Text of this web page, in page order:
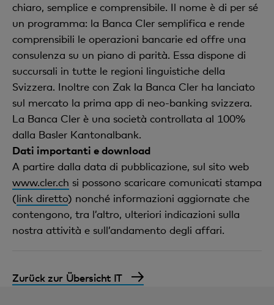
chiaro, semplice e comprensibile. Il nome è di per sé
un programma: la Banca Cler semplifica e rende
comprensibili le operazioni bancarie ed offre una
consulenza su un piano di parità. Essa dispone di
succursali in tutte le regioni linguistiche della
Svizzera. Inoltre con Zak la Banca Cler ha lanciato
sul mercato la prima app di neo-banking svizzera.
La Banca Cler è una società controllata al 100%
dalla Basler Kantonalbank.
Dati importanti e download
A partire dalla data di pubblicazione, sul sito web
www.cler.ch si possono scaricare comunicati stampa
(link diretto) nonché informazioni aggiornate che
contengono, tra l’altro, ulteriori indicazioni sulla
nostra attività e sull’andamento degli affari.
Zurück zur Übersicht IT